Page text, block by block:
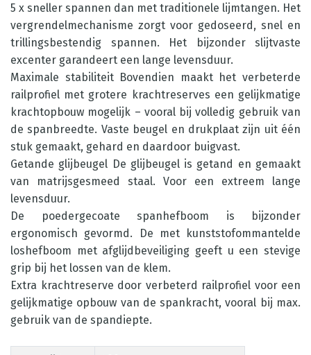
5 x sneller spannen dan met traditionele lijmtangen. Het
vergrendelmechanisme zorgt voor gedoseerd, snel en
trillingsbestendig spannen. Het bijzonder slijtvaste
excenter garandeert een lange levensduur.
Maximale stabiliteit Bovendien maakt het verbeterde
railprofiel met grotere krachtreserves een gelijkmatige
krachtopbouw mogelijk – vooral bij volledig gebruik van
de spanbreedte. Vaste beugel en drukplaat zijn uit één
stuk gemaakt, gehard en daardoor buigvast.
Getande glijbeugel De glijbeugel is getand en gemaakt
van matrijsgesmeed staal. Voor een extreem lange
levensduur.
De poedergecoate spanhefboom is bijzonder
ergonomisch gevormd. De met kunststofommantelde
loshefboom met afglijdbeveiliging geeft u een stevige
grip bij het lossen van de klem.
Extra krachtreserve door verbeterd railprofiel voor een
gelijkmatige opbouw van de spankracht, vooral bij max.
gebruik van de spandiepte.